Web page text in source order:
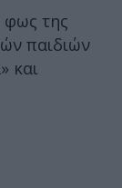
φως της
παιδιών
και